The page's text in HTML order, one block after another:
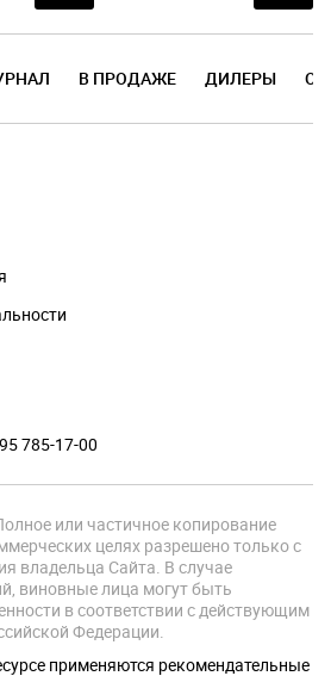
В ПРОДАЖЕ ДИЛЕРЫ
785-17-00
или частичное копирование
целях разрешено только с
владельца Сайта. В случае
виновные лица могут быть
в соответствии с действующим
Федерации.
применяются рекомендательные